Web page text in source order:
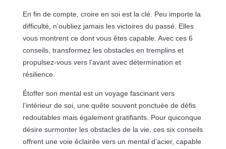
En fin de compte, croire en soi est la clé. Peu importe la
difficulté, n’oubliez jamais les victoires du passé. Elles
vous montrent ce dont vous êtes capable. Avec ces 6
conseils, transformez les obstacles en tremplins et
propulsez-vous vers l’avant avec détermination et
résilience.
Étoffer son mental est un voyage fascinant vers
l’intérieur de soi, une quête souvent ponctuée de défis
redoutables mais également gratifiants. Pour quiconque
désire surmonter les obstacles de la vie, ces six conseils
offrent une voie éclairée vers un mental d’acier, capable